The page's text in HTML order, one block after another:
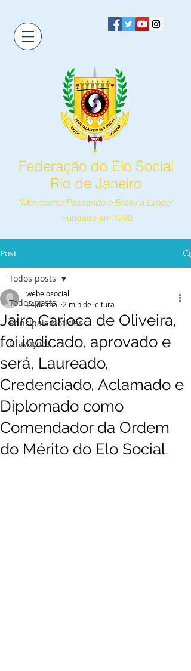
Federação do Elo Social
Rio de Janeiro
"Movimento Passando o Brasil a Limpo"
Fundado em 1990
Post
Todos posts
Principais Notícias
Gravações
Todos posts
Jairo Carioca de Oliveira,
foi indicado, aprovado e
será, Laureado,
Credenciado, Aclamado e
Diplomado como
Comendador da Ordem
do Mérito do Elo Social.
webelosocial
24 de mai. 2 min de leitura